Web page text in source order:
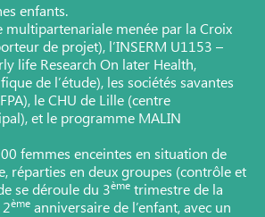
enfants.
multipartenariale menée par la Croix
de projet), l’INSERM U1153 –
life Research On later Health,
de l’étude), les sociétés savantes
le CHU de Lille (centre
et le programme MALIN
femmes enceintes en situation de
réparties en deux groupes (contrôle et
se déroule du 3ème trimestre de la
ème anniversaire de l’enfant, avec un